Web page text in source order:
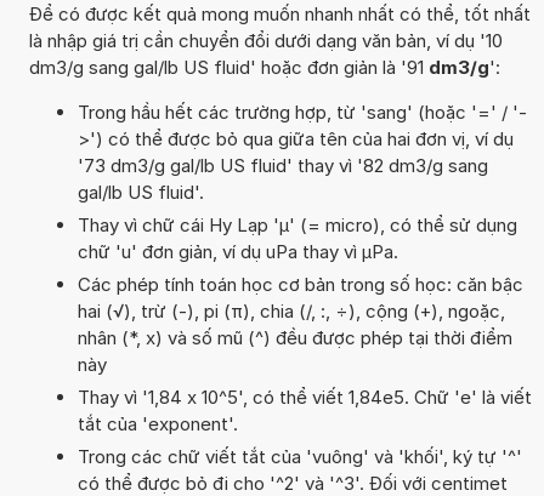
Để có được kết quả mong muốn nhanh nhất có thể, tốt nhất
là nhập giá trị cần chuyển đổi dưới dạng văn bản, ví dụ '10
dm3/g sang gal/lb US fluid' hoặc đơn giản là '91 dm3/g':
Trong hầu hết các trường hợp, từ 'sang' (hoặc '=' / '-
>') có thể được bỏ qua giữa tên của hai đơn vị, ví dụ
'73 dm3/g gal/lb US fluid' thay vì '82 dm3/g sang
gal/lb US fluid'.
Thay vì chữ cái Hy Lạp 'µ' (= micro), có thể sử dụng
chữ 'u' đơn giản, ví dụ uPa thay vì µPa.
Các phép tính toán học cơ bản trong số học: căn bậc
hai (√), trừ (-), pi (π), chia (/, :, ÷), cộng (+), ngoặc,
nhân (*, x) và số mũ (^) đều được phép tại thời điểm
này
Thay vì '1,84 x 10^5', có thể viết 1,84e5. Chữ 'e' là viết
tắt của 'exponent'.
Trong các chữ viết tắt của 'vuông' và 'khối', ký tự '^'
có thể được bỏ đi cho '^2' và '^3'. Đối với centimet